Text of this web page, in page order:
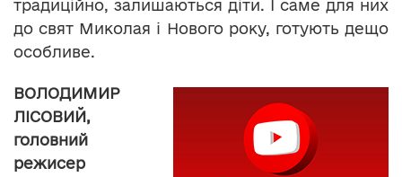
традиційно, залишаються діти. І саме для них
до свят Миколая і Нового року, готують дещо
особливе.
ВОЛОДИМИР
ЛІСОВИЙ,
головний
режисер